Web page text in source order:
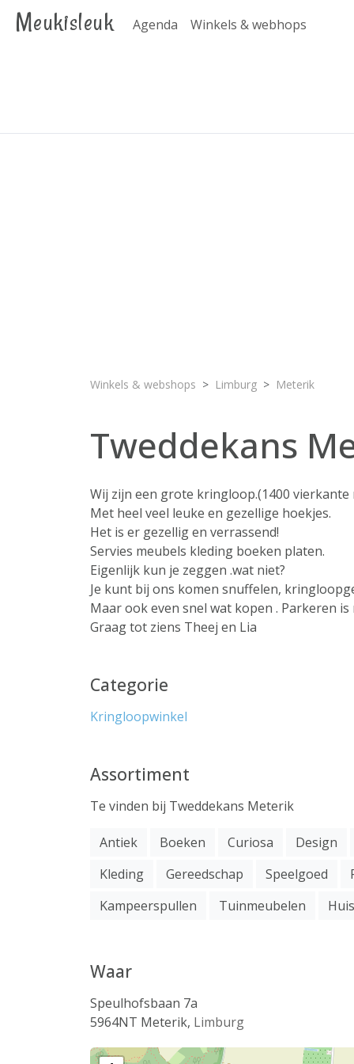
Meukisleuk Agenda Winkels & webhops
Winkels & webshops Limburg Meterik
Tweddekans
Wij zijn een grote kringloop.(1400 vierkante
Met heel veel leuke en gezellige hoekjes.
Het is er gezellig en verrassend!
Servies meubels kleding boeken platen.
Eigenlijk kun je zeggen .wat niet?
Je kunt bij ons komen snuffelen,
Maar ook even snel wat kopen . Parkeren
Graag tot ziens Theej en Lia
Categorie
Kringloopwinkel
Assortiment
Te vinden bij Tweddekans Meterik
Antiek Boeken Curiosa
Design
Kleding
Gereedschap Speelgoed
Kampeerspullen
Tuinmeubelen
Waar
Speulhofsbaan 7a
5964NT Meterik, Limburg